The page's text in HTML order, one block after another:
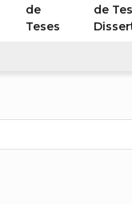
de
Teses
de